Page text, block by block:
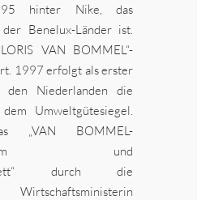
hinter Nike, das
Benelux-Länder ist.
VAN BOMMEL“-
1997 erfolgt als erster
den Niederlanden die
Umweltgütesiegel.
„VAN BOMMEL-
und
durch die